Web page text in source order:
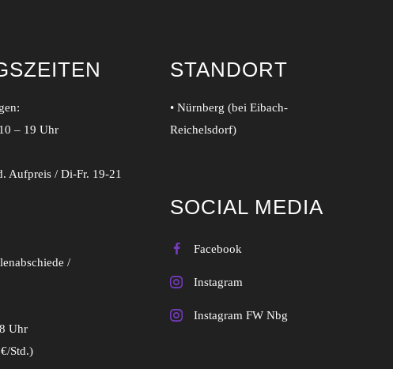
– 19 Uhr
Aufpreis / Di-Fr. 19-21
/
Uhr
Std.)
STANDORT
• Nürnberg (bei Eibach-
Reichelsdorf)
SOCIAL MEDIA
Facebook
Instagram
Instagram FW Nbg